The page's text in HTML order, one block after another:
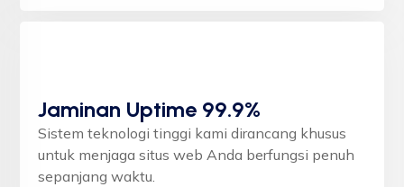
Jaminan Uptime 99.9%
Sistem teknologi tinggi kami dirancang khusus
untuk menjaga situs web Anda berfungsi penuh
sepanjang waktu.